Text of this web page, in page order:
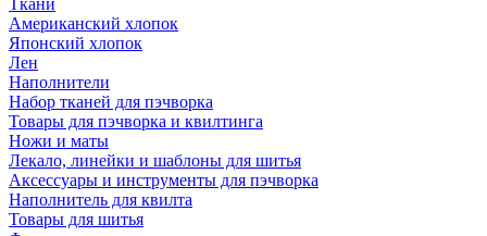
Ткани
Американский хлопок
Японский хлопок
Лен
Наполнители
Набор тканей для пэчворка
Товары для пэчворка и квилтинга
Ножи и маты
Лекало, линейки и шаблоны для шитья
Аксессуары и инструменты для пэчворка
Наполнитель для квилта
Товары для шитья